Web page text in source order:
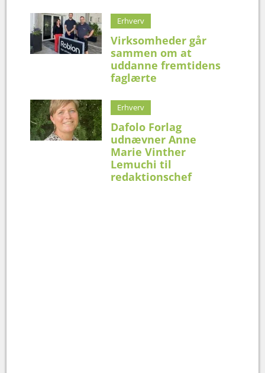
Erhverv
Virksomheder går
sammen om at
uddanne fremtidens
faglærte
Erhverv
Dafolo Forlag
udnævner Anne
Marie Vinther
Lemuchi til
redaktionschef